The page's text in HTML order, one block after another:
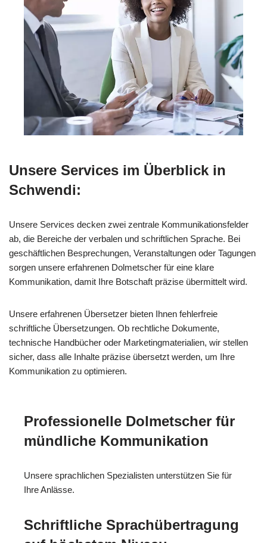
Unsere Services im Überblick in
Schwendi:
Unsere Services decken zwei zentrale Kommunikationsfelder
ab, die Bereiche der verbalen und schriftlichen Sprache. Bei
geschäftlichen Besprechungen, Veranstaltungen oder Tagungen
sorgen unsere erfahrenen Dolmetscher für eine klare
Kommunikation, damit Ihre Botschaft präzise übermittelt wird.
Unsere erfahrenen Übersetzer bieten Ihnen fehlerfreie
schriftliche Übersetzungen. Ob rechtliche Dokumente,
technische Handbücher oder Marketingmaterialien, wir stellen
sicher, dass alle Inhalte präzise übersetzt werden, um Ihre
Kommunikation zu optimieren.
Professionelle Dolmetscher für
mündliche Kommunikation
Unsere sprachlichen Spezialisten unterstützen Sie für
Ihre Anlässe.
Schriftliche Sprachübertragung